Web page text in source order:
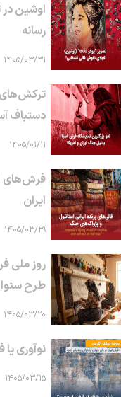
اوشین در
رسانه
۱۴۰۵/۰۳/۳۱
ترکش‌های
دستباف
۱۴۰۵/۰۱/۱۱
فرش‌های
ایران
۱۴۰۵/۰۳/۲۹
روز ملی
طرح
۱۴۰۵/۰۳/۲۰
نوآوری
۱۴۰۵/۰۳/۱۵